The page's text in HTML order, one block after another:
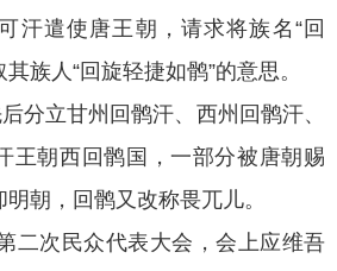
汗遣使唐王朝，请求将族名“回
族人“回旋轻捷如鹘”的意思。
分立甘州回鹘汗、西州回鹘汗、
王朝西回鹘国，一部分被唐朝赐
朝，回鹘又改称畏兀儿。
二次民众代表大会，会上应维吾